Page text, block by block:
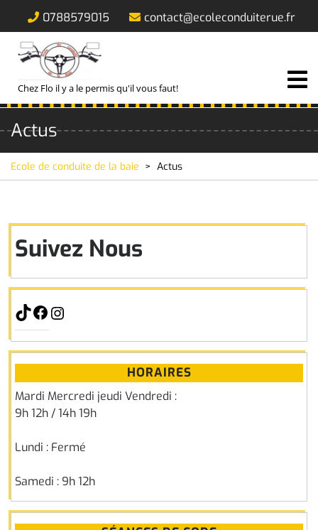
0788579015 contact@ecoleconduiterue.fr
Chez Flo il y a le permis qu'il vous faut!
Actus
Ecole de conduite de la baie > Actus
Suivez Nous
HORAIRES
Mardi Mercredi jeudi Vendredi :
9h 12h / 14h 19h
Lundi : Fermé
Samedi : 9h 12h